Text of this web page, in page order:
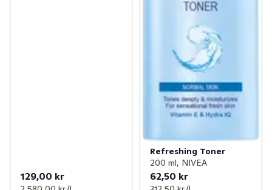
129,00 kr
Refreshing Toner
200 ml, NIVEA
62,50 kr